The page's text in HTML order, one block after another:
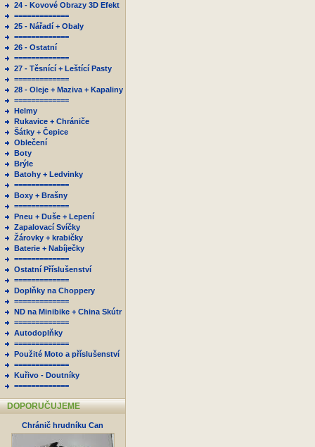
24 - Kovové Obrazy 3D Efekt
=============
25 - Nářadí + Obaly
=============
26 - Ostatní
=============
27 - Těsnící + Leštící Pasty
=============
28 - Oleje + Maziva + Kapaliny
=============
Helmy
Rukavice + Chrániče
Šátky + Čepice
Oblečení
Boty
Brýle
Batohy + Ledvinky
=============
Boxy + Brašny
=============
Pneu + Duše + Lepení
Zapalovací Svíčky
Žárovky + krabičky
Baterie + Nabíječky
=============
Ostatní Příslušenství
=============
Doplňky na Choppery
=============
ND na Minibike + China Skútr
=============
Autodoplňky
=============
Použité Moto a příslušenství
=============
Kuřivo - Doutníky
=============
DOPORUČUJEME
Chránič hrudníku Can